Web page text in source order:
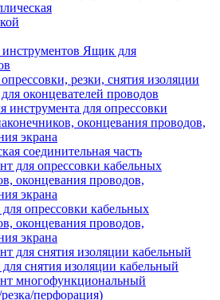
Ящик для
резки, снятия изоляции
оконцевателей проводов
инструмента для опрессовки
оконцевания проводов,
экрана
соединительная часть
опрессовки кабельных
оконцевания проводов,
экрана
снятия изоляции кабельный